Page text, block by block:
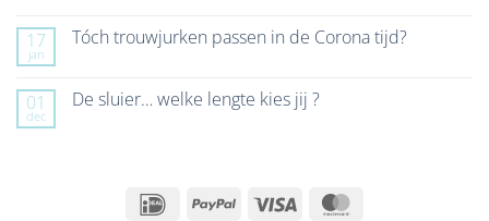
up
store
University
17
jan
Tóch trouwjurken passen in de Corona tijd?
Tóch
01
dec
De sluier… welke lengte kies jij ?
IDeal PayPal Visa